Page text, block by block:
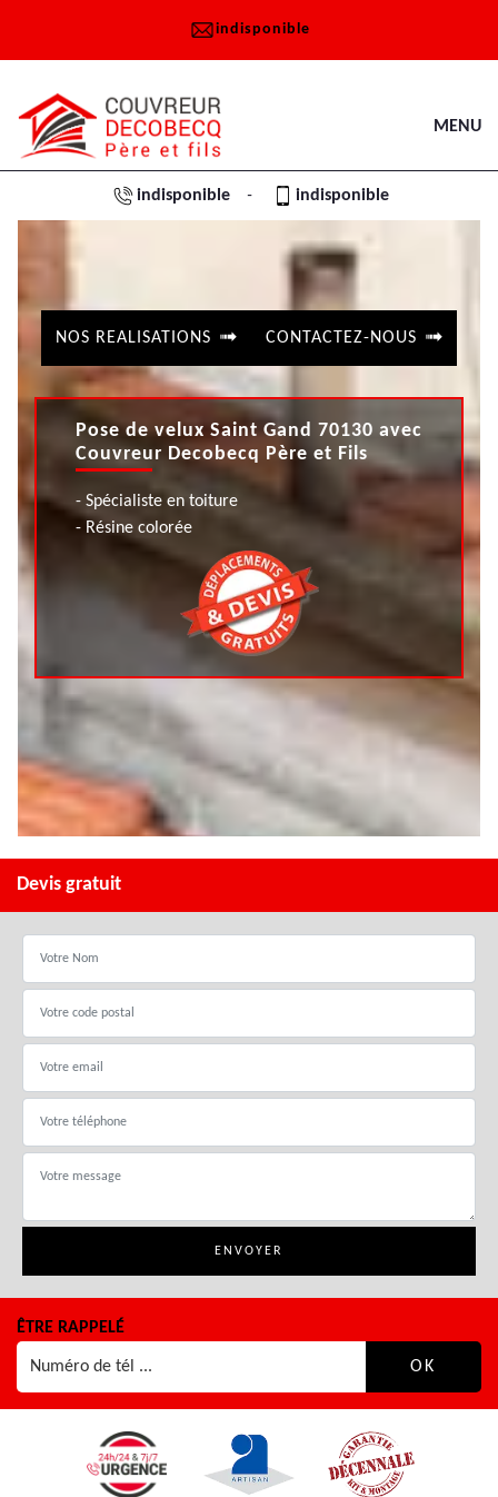
indisponible
MENU
indisponible - indisponible
NOS REALISATIONS CONTACTEZ-NOUS
Pose de velux Saint Gand 70130 avec
Couvreur Decobecq Père et Fils
- Spécialiste en toiture
- Résine colorée
Devis gratuit
ÊTRE RAPPELÉ